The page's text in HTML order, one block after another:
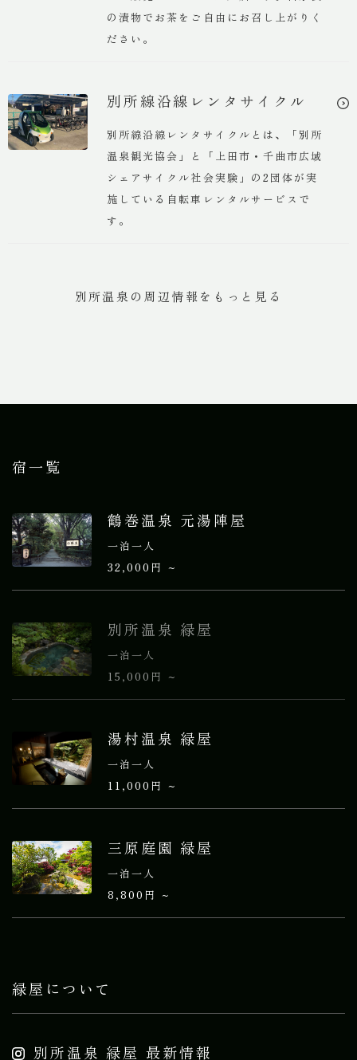
の漬物でお茶をご自由にお召し上がりく
ださい。
別所線沿線レンタサイクル
別所線沿線レンタサイクルとは、「別所
温泉観光協会」と「上田市・千曲市広域
シェアサイクル社会実験」の2団体が実
施している自転車レンタルサービスで
す。
別所温泉の周辺情報をもっと見る
宿一覧
鶴巻温泉 元湯陣屋
一泊一人
32,000円 ~
別所温泉 緑屋
一泊一人
15,000円 ~
湯村温泉 緑屋
一泊一人
11,000円 ~
三原庭園 緑屋
一泊一人
8,800円 ~
緑屋について
別所温泉 緑屋 最新情報